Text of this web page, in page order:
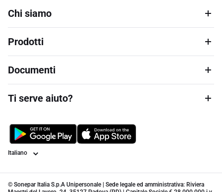
Chi siamo
Prodotti
Documenti
Ti serve aiuto?
Lingua
© Sonepar Italia S.p.A Unipersonale | Sede legale ed amministrativa: Riviera